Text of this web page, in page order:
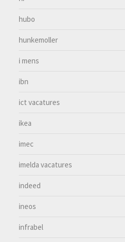
hubo
hunkemoller
i mens
ibn
ict vacatures
ikea
imec
imelda vacatures
indeed
ineos
infrabel